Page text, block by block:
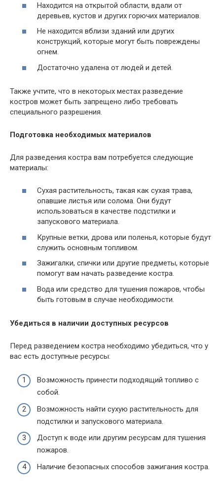
Находится на открытой области, вдали от
деревьев, кустов и других горючих материалов.
Не находится вблизи зданий или других
конструкций, которые могут быть повреждены
огнем.
Достаточно удалена от людей и детей.
Также учтите, что в некоторых местах разведение
костров может быть запрещено либо требовать
специального разрешения.
Подготовка необходимых материалов
Для разведения костра вам потребуется следующие
материалы:
Сухая растительность, такая как сухая трава,
опавшие листья или солома. Они будут
использоваться в качестве подстилки и
запускового материала.
Крупные ветки, дрова или поленья, которые будут
служить основным топливом.
Зажигалки, спички или другие предметы, которые
помогут вам начать разведение костра.
Вода или средство для тушения пожаров, чтобы
быть готовым в случае необходимости.
Убедиться в наличии доступных ресурсов
Перед разведением костра необходимо убедиться, что у
вас есть доступные ресурсы:
Возможность принести подходящий топливо с
собой.
Возможность найти сухую растительность для
подстилки и запускового материала.
Доступ к воде или другим ресурсам для тушения
пожаров.
Наличие безопасных способов зажигания костра.